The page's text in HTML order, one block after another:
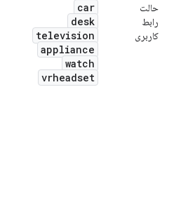
حالت
رابط
کاربری
car
desk
television
appliance
watch
vrheadset